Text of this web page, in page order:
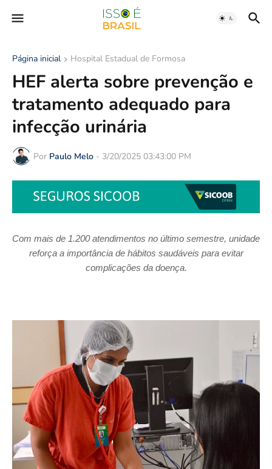
Página inicial Hospital Estadual de Formosa
HEF alerta sobre prevenção e
tratamento adequado para
infecção urinária
Por Paulo Melo - 3/20/2025 03:43:00 PM
Com mais de 1.200 atendimentos no último semestre, unidade
reforça a importância de hábitos saudáveis para evitar
complicações da doença.